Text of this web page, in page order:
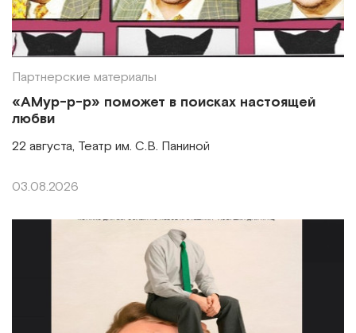
Партнерские материалы
«АМур-р-р» поможет в поисках настоящей
любви
22 августа, Театр им. С.В. Паниной
03.08.2026